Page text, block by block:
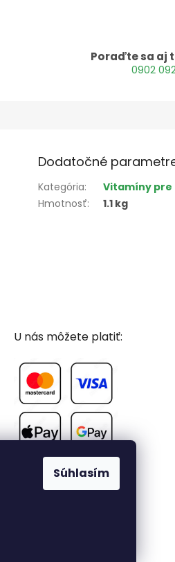
Súhlasím
Poraďte sa aj
0902
Dodatočné
Kategória:
Vitamíny pre
Hmotnosť: 1.1 kg
U nás môžete platiť: